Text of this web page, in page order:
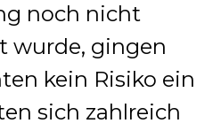
noch nicht
wurde, gingen
kein Risiko ein
sich zahlreich